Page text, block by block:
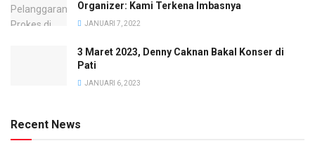
Organizer: Kami Terkena Imbasnya
JANUARI 7, 2022
3 Maret 2023, Denny Caknan Bakal Konser di
Pati
JANUARI 6, 2023
Recent News